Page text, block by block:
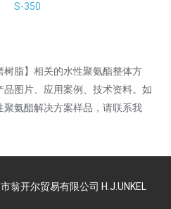
S-350
树脂】相关的水性聚氨酯整体方
图片、应用案例、技术资料。如
氨酯解决方案样品，请联系我
开尔贸易有限公司 H.J.UNKEL